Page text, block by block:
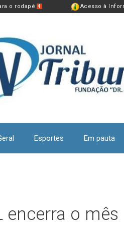
o rodapé 4 Acesso à
Esportes Em pauta
encerra o mês